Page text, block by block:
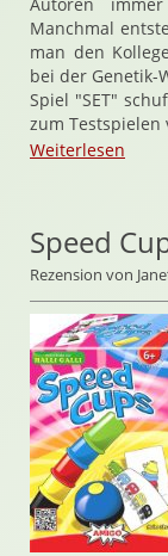
Manchmal
man den
bei der Genetik-
Spiel "SET"
zum Testspielen
Weiterlesen
Speed
Rezension von